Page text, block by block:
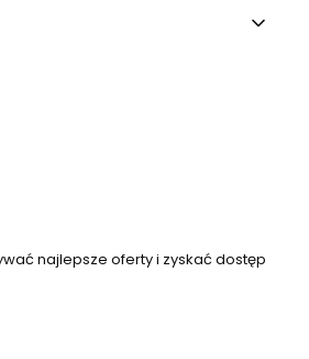
najlepsze oferty i zyskać dostęp